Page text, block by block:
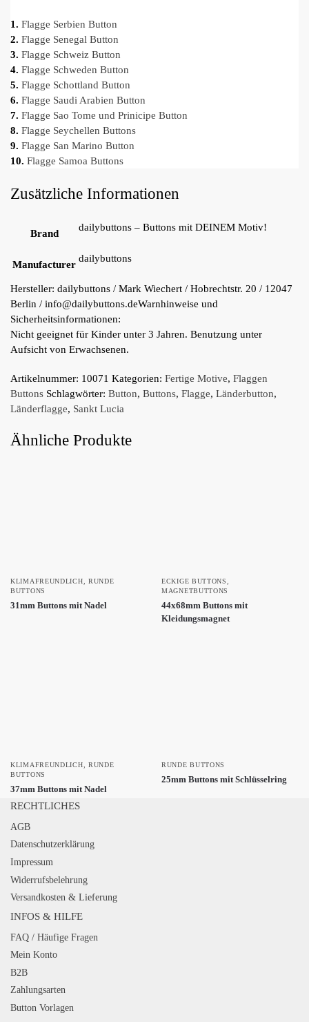
1. Flagge Serbien Button
2. Flagge Senegal Button
3. Flagge Schweiz Button
4. Flagge Schweden Button
5. Flagge Schottland Button
6. Flagge Saudi Arabien Button
7. Flagge Sao Tome und Prinicipe Button
8. Flagge Seychellen Buttons
9. Flagge San Marino Button
10. Flagge Samoa Buttons
Zusätzliche Informationen
Brand
dailybuttons – Buttons mit DEINEM Motiv!
Manufacturer
dailybuttons
Hersteller: dailybuttons / Mark Wiechert / Hobrechtstr. 20 / 12047
Berlin / info@dailybuttons.deWarnhinweise und
Sicherheitsinformationen:
Nicht geeignet für Kinder unter 3 Jahren. Benutzung unter
Aufsicht von Erwachsenen.
Artikelnummer: 10071 Kategorien: Fertige Motive, Flaggen
Buttons Schlagwörter: Button, Buttons, Flagge, Länderbutton,
Länderflagge, Sankt Lucia
Ähnliche Produkte
KLIMAFREUNDLICH
RUNDE
BUTTONS
31mm Buttons mit Nadel
ECKIGE BUTTONS
MAGNETBUTTONS
44x68mm Buttons mit
Kleidungsmagnet
KLIMAFREUNDLICH
RUNDE
BUTTONS
37mm Buttons mit Nadel
RUNDE BUTTONS
25mm Buttons mit Schlüsselring
RECHTLICHES
AGB
Datenschutzerklärung
Impressum
Widerrufsbelehrung
Versandkosten & Lieferung
INFOS & HILFE
FAQ / Häufige Fragen
Mein Konto
B2B
Zahlungsarten
Button Vorlagen